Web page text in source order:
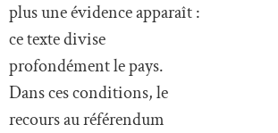
plus une évidence apparaît :
ce texte divise
profondément le pays.
Dans ces conditions, le
recours au référendum